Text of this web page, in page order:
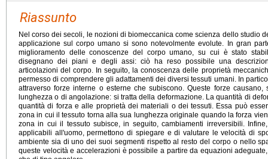
Riassunto
Nel corso dei secoli, le nozioni di biomeccanica come scienza dello studio
applicazione sul corpo umano si sono notevolmente evolute. In gran
miglioramento delle conoscenze del corpo umano, su cui è stato
disegnano dei piani e degli assi: ciò ha reso possibile una
articolazioni del corpo. In seguito, la conoscenza delle proprietà
permesso di comprendere gli adattamenti dei diversi tessuti umani. In
attraverso forze interne o esterne che subiscono. Queste forze
lunghezza o di angolazione: si tratta della deformazione. La quantità di
quantità di forza e alle proprietà dei materiali o dei tessuti. Essa può
zona in cui il tessuto torna alla sua lunghezza originale quando la forza
zona in cui il tessuto subisce, in seguito, cambiamenti irreversibili.
applicabili all'uomo, permettono di spiegare e di valutare le velocità di
ambiente sia di uno dei suoi segmenti rispetto al resto del corpo o nello
queste velocità e accelerazioni è possibile a partire da equazioni